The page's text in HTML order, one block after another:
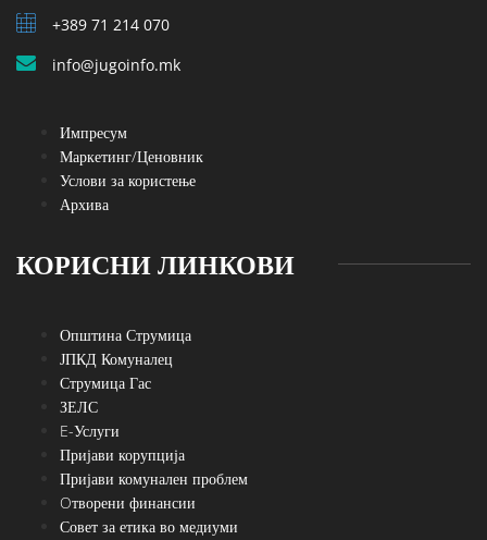
+389 71 214 070
info@jugoinfo.mk
Импресум
Маркетинг/Ценовник
Услови за користење
Архива
КОРИСНИ ЛИНКОВИ
Општина Струмица
ЈПКД Комуналец
Струмица Гас
ЗЕЛС
E-Услуги
Пријави корупција
Пријави комунален проблем
Oтворени финансии
Совет за етика во медиуми